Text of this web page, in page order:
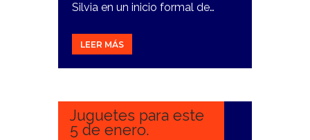
Silvia en un inicio formal de…
LEER MÁS
3
Juguetes para este
5 de enero.